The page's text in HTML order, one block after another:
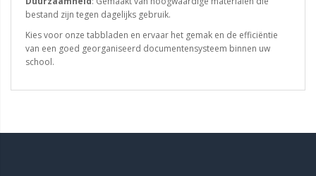
bestand zijn tegen dagelijks gebruik.
Kies voor onze tabbladen en ervaar het gemak en de efficiëntie
van een goed georganiseerd documentensysteem binnen uw
school.